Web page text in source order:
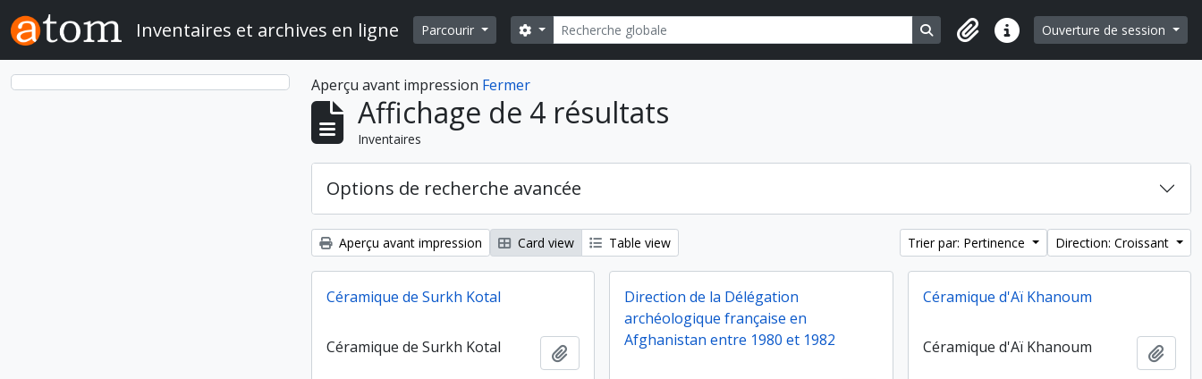
Skip to main content
Inventaires et archives en ligne Parcourir Rechercher
Search options Search in browse page
Liens rapidesOuverture de session
Aperçu avant impression Fermer
Affichage de 4 résultats
Inventaires
Options de recherche avancée
Aperçu avant impression Card view Table view Trier par: Pertinence Direction: Croissant
Céramique de Surkh Kotal
Céramique de Surkh Kotal Ajouter au presse-papier
Direction de la Délégation
archéologique française en
Afghanistan entre 1980 et 1982
Céramique d'Aï Khanoum
Céramique d'Aï Khanoum